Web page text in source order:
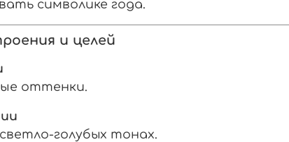
символике года.
и целей
оттенки.
голубых тонах.